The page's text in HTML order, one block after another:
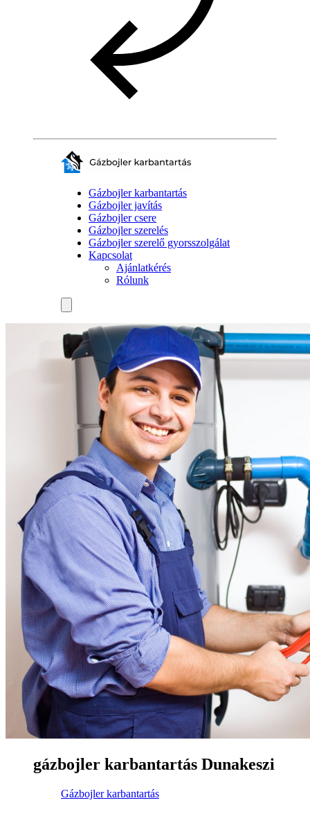
Gázbojler karbantartás
Gázbojler javítás
Gázbojler csere
Gázbojler szerelés
Gázbojler szerelő gyorsszolgálat
Kapcsolat
Ajánlatkérés
Rólunk
gázbojler karbantartás Dunakeszi
Gázbojler karbantartás